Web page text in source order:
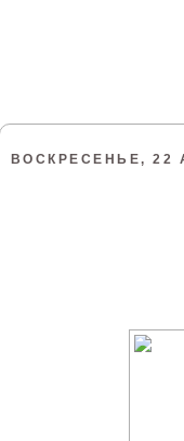
ВОСКРЕСЕНЬЕ, 22